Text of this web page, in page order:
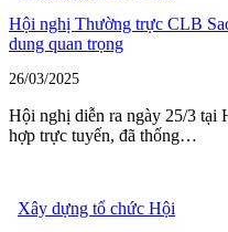
Hội nghị Thường trực CLB
dung quan trọng
26/03/2025
Hội nghị diễn ra ngày 25/3 tại
hợp trực tuyến, đã thống…
Xây dựng tổ chức Hội